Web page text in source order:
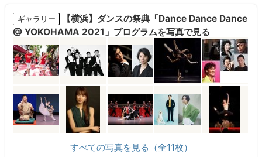
ギャラリー
【横浜】ダンスの祭典「Dance Dance Dance
@ YOKOHAMA 2021」プログラムを写真で見る
すべての写真を見る（全11枚）